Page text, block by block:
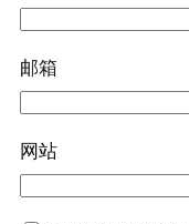
邮箱
网站